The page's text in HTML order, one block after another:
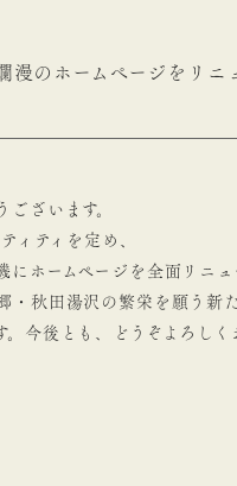
漫のホームページをリニ
ざいます。
ィティを定め、
ホームページを全面リニュ
秋田湯沢の繁栄を願う新
今後とも、どうぞよろしく